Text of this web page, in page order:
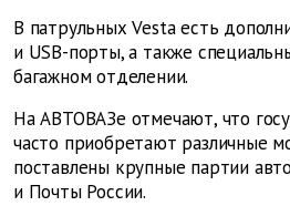
В патрульных Vesta есть
и USB-порты, а также
багажном отделении.
На АВТОВАЗе отмечают, что
часто приобретают различные
поставлены крупные партии
и Почты России.